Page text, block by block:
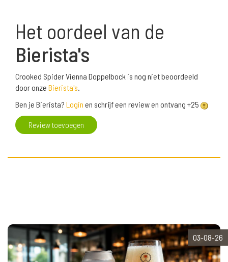
Het oordeel van de
Bierista's
Crooked Spider Vienna Doppelbock is nog niet beoordeeld
door onze Bierista's.
Ben je Bierista? Login en schrijf een review en ontvang +25
Review toevoegen
03-08-26